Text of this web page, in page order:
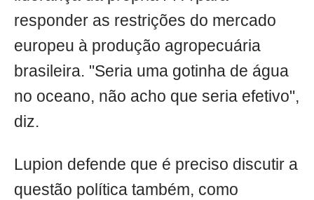
responder as restrições do mercado
europeu à produção agropecuária
brasileira. "Seria uma gotinha de água
no oceano, não acho que seria efetivo",
diz.
Lupion defende que é preciso discutir a
questão política também, como